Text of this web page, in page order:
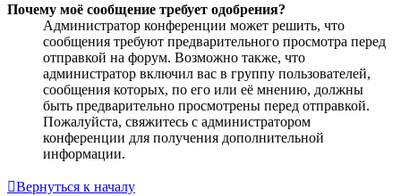
Почему моё сообщение требует одобрения?
Администратор конференции может решить, что
сообщения требуют предварительного просмотра перед
отправкой на форум. Возможно также, что
администратор включил вас в группу пользователей,
сообщения которых, по его или её мнению, должны
быть предварительно просмотрены перед отправкой.
Пожалуйста, свяжитесь с администратором
конференции для получения дополнительной
информации.
Вернуться к началу